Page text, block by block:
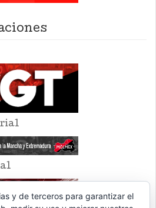
y de terceros para garantizar el